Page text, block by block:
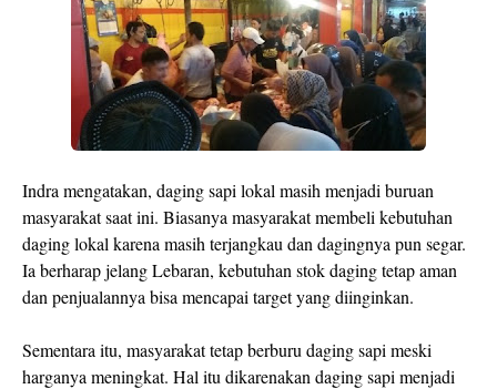
Indra mengatakan, daging sapi lokal masih menjadi buruan
masyarakat saat ini. Biasanya masyarakat membeli kebutuhan
daging lokal karena masih terjangkau dan dagingnya pun segar.
Ia berharap jelang Lebaran, kebutuhan stok daging tetap aman
dan penjualannya bisa mencapai target yang diinginkan.
Sementara itu, masyarakat tetap berburu daging sapi meski
harganya meningkat. Hal itu dikarenakan daging sapi menjadi